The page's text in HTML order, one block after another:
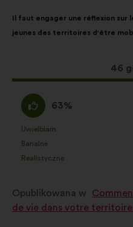
propozycji:
Il faut engager une réflexion sur
jeunes des territoires d'être
Ta
46
czym
głosy
następująco:
Zgadzam
się
:
63%
w
kategorii:
Uwielbiam
:razy
Banalne
:razy
Realistyczne
:razy
Opublikowana w
de vie dans votre territoire